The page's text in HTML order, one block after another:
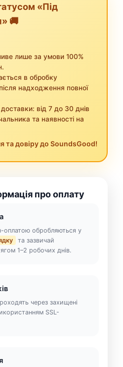
«Під
🚚
лише за умови 100%
в обробку
надходження повної
від 7 до 30 днів
та наявності на
та довіру до SoundsGood!
про оплату
оплатою обробляються у
та зазвичай
1–2 робочих днів.
через захищені
SSL-